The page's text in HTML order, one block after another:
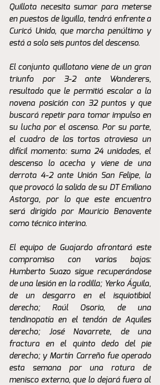
Quillota necesita sumar para meterse
en puestos de liguilla, tendrá enfrente a
Curicó Unido, que marcha penúltimo y
está a solo seis puntos del descenso.
El conjunto quillotano viene de un gran
triunfo por 3-2 ante Wanderers,
resultado que le permitió escalar a la
novena posición con 32 puntos y que
buscará repetir para tomar impulso en
su lucha por el ascenso. Por su parte,
el cuadro de las tortas atraviesa un
difícil momento: suma 24 unidades, el
descenso lo acecha y viene de una
derrota 4-2 ante Unión San Felipe, la
que provocó la salida de su DT Emiliano
Astorga, por lo que este encuentro
será dirigido por Mauricio Benavente
como técnico interino.
El equipo de Guajardo afrontará este
compromiso con varias bajas:
Humberto Suazo sigue recuperándose
de una lesión en la rodilla; Yerko Águila,
de un desgarro en el isquiotibial
derecho; Raúl Osorio, de una
tendinopatía en el tendón de Aquiles
derecho; José Navarrete, de una
fractura en el quinto dedo del pie
derecho; y Martín Carreño fue operado
esta semana por una rotura de
menisco externo, que lo dejará fuera al